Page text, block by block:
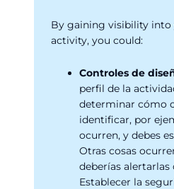
By gaining visibility into
activity, you could:
Controles de
perfil de la
determinar cómo
identificar, por
ocurren, y debes
Otras cosas
deberías alertarlas
Establecer la